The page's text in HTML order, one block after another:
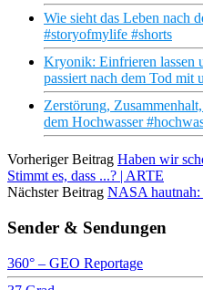
Wie sieht das Leben nach
#storyofmylife #shorts
Kryonik: Einfrieren lassen
passiert nach dem Tod mit
Zerstörung,
dem Hochwasser
Vorheriger Beitrag Haben wir
Stimmt es, dass ...? | ARTE
Nächster Beitrag NASA
Sender & Sendungen
360° – GEO Reportage